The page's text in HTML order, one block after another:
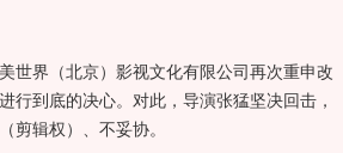
界（北京）影视文化有限公司再次重申改
行到底的决心。对此，导演张猛坚决回击，
剪辑权）、不妥协。